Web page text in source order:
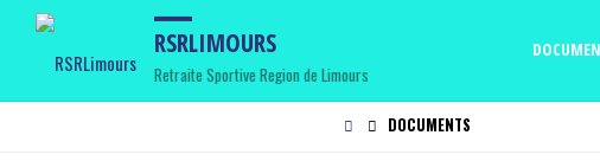
RSRLIMOURS
Retraite Sportive Region de Limours
HOMEDOCUMENTS